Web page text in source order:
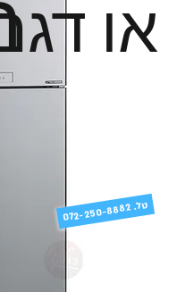
או
072-250-8882 .טל